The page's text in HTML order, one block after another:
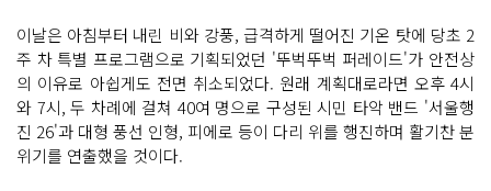
이 설
치
되
어 있
고 시
민
들
이 그 옆
을 자
이날은 아침부터 내린 비와 강풍, 급격하게 떨어진 기온 탓에 당초 2
주 차 특별 프로그램으로 기획되었던 '뚜벅뚜벅 퍼레이드'가 안전상
의 이유로 아쉽게도 전면 취소되었다. 원래 계획대로라면 오후 4시
와 7시, 두 차례에 걸쳐 40여 명으로 구성된 시민 타악 밴드 '서울행
진 26'과 대형 풍선 인형, 피에로 등이 다리 위를 행진하며 활기찬 분
위기를 연출했을 것이다.